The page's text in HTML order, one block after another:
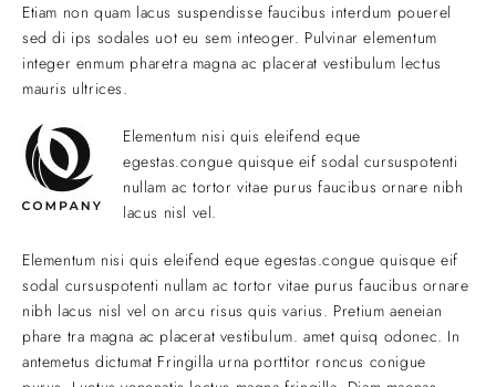
Etiam non quam lacus suspendisse faucibus interdum pouerel
sed di ips sodales uot eu sem inteoger. Pulvinar elementum
integer enmum pharetra magna ac placerat vestibulum lectus
mauris ultrices.
Elementum nisi quis eleifend eque
egestas.congue quisque eif sodal cursuspotenti
nullam ac tortor vitae purus faucibus ornare nibh
lacus nisl vel.
Elementum nisi quis eleifend eque egestas.congue quisque eif
sodal cursuspotenti nullam ac tortor vitae purus faucibus ornare
nibh lacus nisl vel on arcu risus quis varius. Pretium aeneian
phare tra magna ac placerat vestibulum. amet quisq odonec. In
antemetus dictumat Fringilla urna porttitor roncus conigue